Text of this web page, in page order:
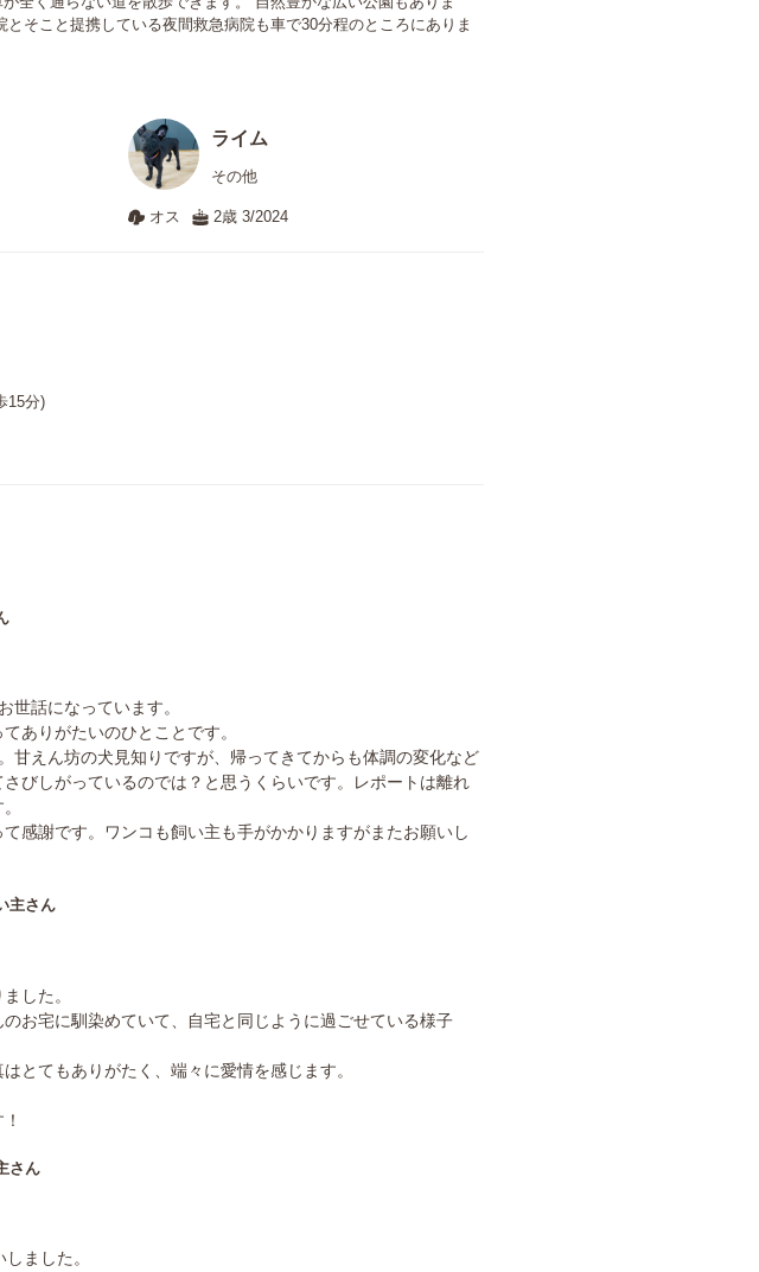
そこと提携している夜間救急病院も車で30分程のところにありま
ライム
その他
オス 2歳 3/2024
15分)
世話になっています。
ありがたいのひとことです。
甘えん坊の犬見知りですが、帰ってきてからも体調の変化など
びしがっているのでは？と思うくらいです。レポートは離れ
感謝です。ワンコも飼い主も手がかかりますがまたお願いし
主さん
した。
お宅に馴染めていて、自宅と同じように過ごせている様子
とてもありがたく、端々に愛情を感じます。
さん
ました。